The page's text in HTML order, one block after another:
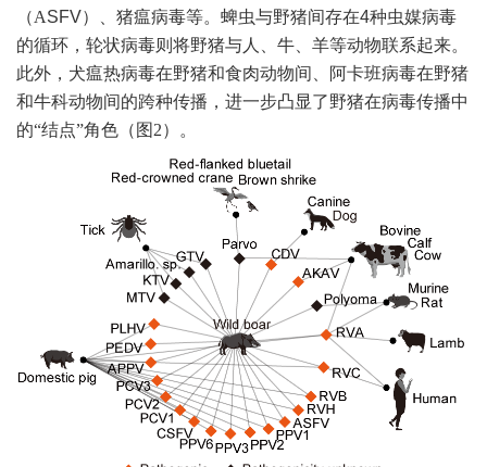
（ASFV） 、猪瘟病毒等。蜱虫与野猪间存在4种虫媒病毒
的循环，轮状病毒则将野猪与人、牛、羊等动物联系起来。
此外，犬瘟热病毒在野猪和食肉动物间、阿卡班病毒在野猪
和牛科动物间的跨种传播， 进一步凸显了野猪在病毒传播中
的“结点”角色（图 2） 。